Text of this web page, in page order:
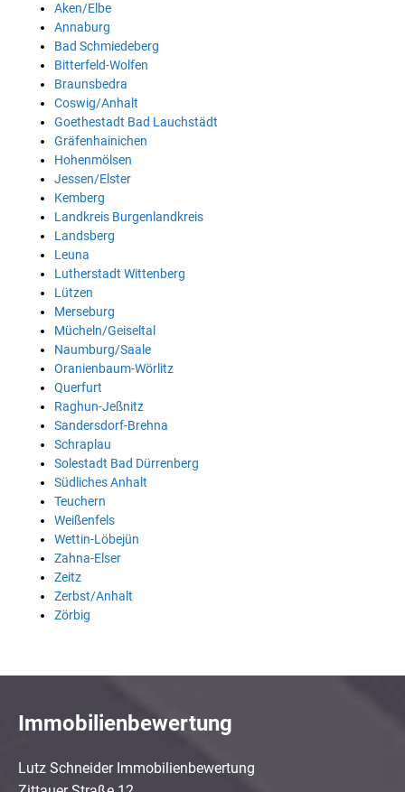
Aken/Elbe
Annaburg
Bad Schmiedeberg
Bitterfeld-Wolfen
Braunsbedra
Coswig/Anhalt
Goethestadt Bad Lauchstädt
Gräfenhainichen
Hohenmölsen
Jessen/Elster
Kemberg
Landkreis Burgenlandkreis
Landsberg
Leuna
Lutherstadt Wittenberg
Lützen
Merseburg
Mücheln/Geiseltal
Naumburg/Saale
Oranienbaum-Wörlitz
Querfurt
Raghun-Jeßnitz
Sandersdorf-Brehna
Schraplau
Solestadt Bad Dürrenberg
Südliches Anhalt
Teuchern
Weißenfels
Wettin-Löbejün
Zahna-Elser
Zeitz
Zerbst/Anhalt
Zörbig
Immobilienbewertung
Lutz Schneider Immobilienbewertung